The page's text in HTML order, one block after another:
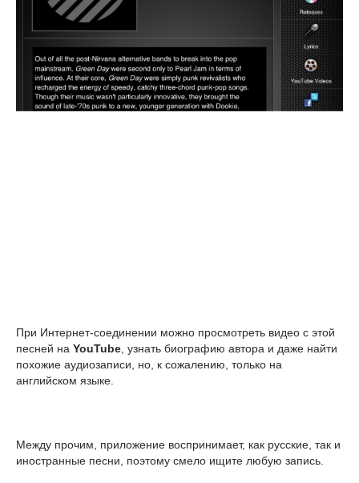
При Интернет-соединении можно просмотреть видео с этой
песней на YouTube , узнать биографию автора и даже найти
похожие аудиозаписи, но, к сожалению, только на
английском языке.
Между прочим, приложение воспринимает, как русские, так и
иностранные песни, поэтому смело ищите любую запись.